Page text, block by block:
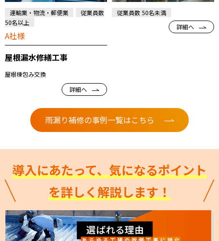
運輸業・物流・郵便業
従業員数
50名以上
A社様
屋根漏水修繕工事
屋根棟包み交換
詳細へ
従業員数 50名未満
詳細へ
雨漏り補修の事例一覧はこちら
導入にあたって、気になるポイント
を詳しく解説します！